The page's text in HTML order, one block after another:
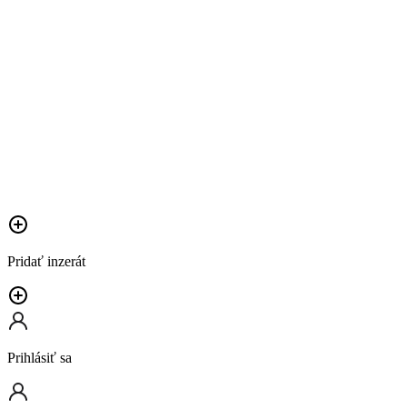
Pridať inzerát
Prihlásiť sa